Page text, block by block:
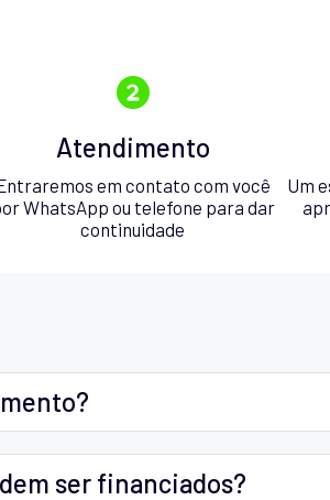
Atendimento
em contato com você
WhatsApp ou telefone para dar
continuidade
Um
ser financiados?